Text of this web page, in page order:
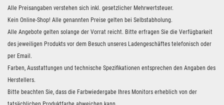
Alle Preisangaben verstehen sich inkl. gesetzlicher Mehrwertsteuer.
Kein Online-Shop! Alle genannten Preise gelten bei Selbstabholung.
Alle Angebote gelten solange der Vorrat reicht. Bitte erfragen Sie die Verfügbarkeit
des jeweiligen Produkts vor dem Besuch unseres Ladengeschäftes telefonisch oder
per Email.
Farben, Ausstattungen und technische Spezifikationen entsprechen den Angaben des
Herstellers.
Bitte beachten Sie, dass die Farbwiedergabe Ihres Monitors erheblich von der